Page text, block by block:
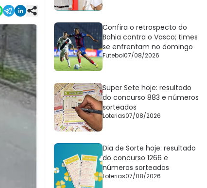
Confira o retrospecto do
Bahia contra o Vasco; times
se enfrentam no domingo
Futebol07/08/2026
Super Sete hoje: resultado
do concurso 883 e números
sorteados
Loterias07/08/2026
Dia de Sorte hoje: resultado
do concurso 1266 e
números sorteados
Loterias07/08/2026